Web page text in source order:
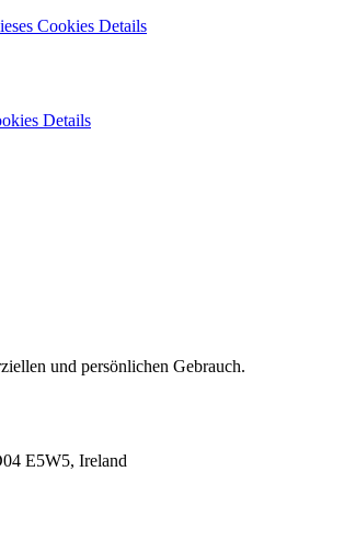
Cookies Details
Details
und persönlichen Gebrauch.
E5W5, Ireland